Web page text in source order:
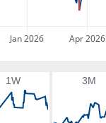
Jan 2026 Apr 2026
1W 3M